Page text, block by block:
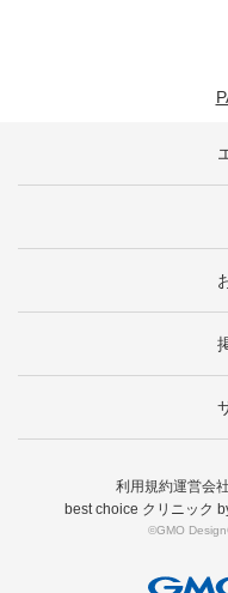
利用規約運営会社
best choice クリニック
©GMO